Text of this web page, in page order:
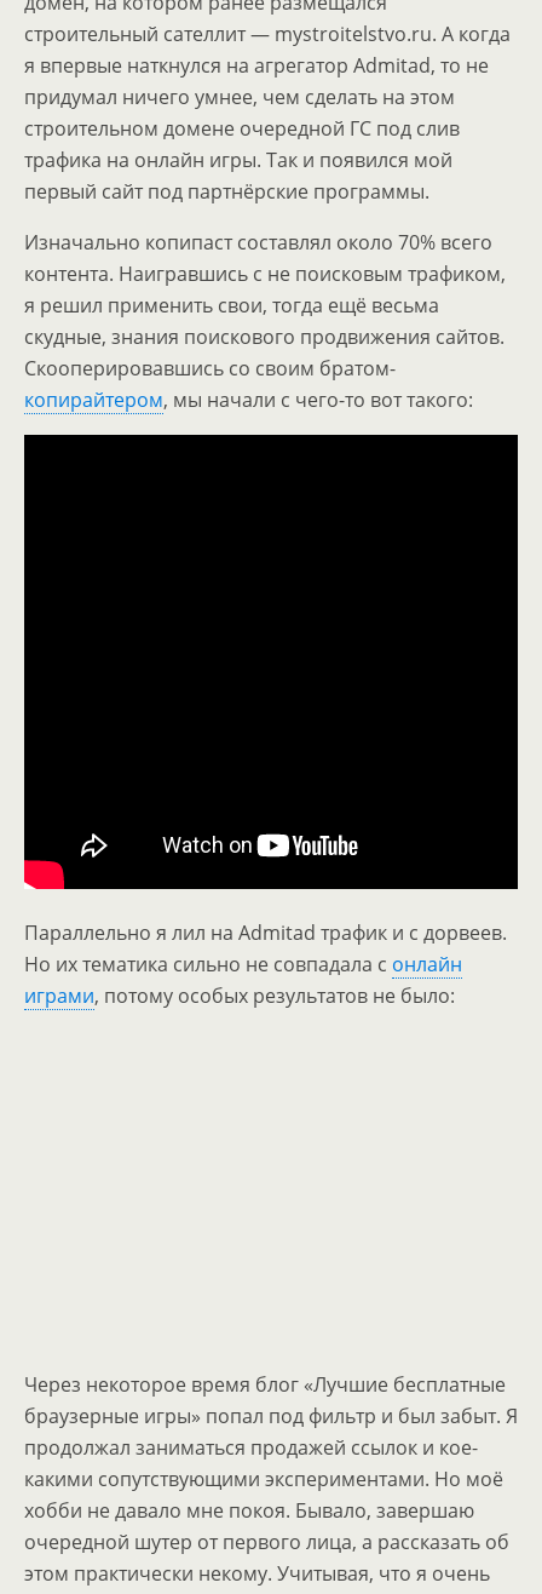
строительный сателлит — mystroitelstvo.ru. А когда
я впервые наткнулся на агрегатор Admitad, то не
придумал ничего умнее, чем сделать на этом
строительном домене очередной ГС под слив
трафика на онлайн игры. Так и появился мой
первый сайт под партнёрские программы.
Изначально копипаст составлял около 70% всего
контента. Наигравшись с не поисковым трафиком,
я решил применить свои, тогда ещё весьма
скудные, знания поискового продвижения сайтов.
Скооперировавшись со своим братом-
копирайтером, мы начали с чего-то вот такого:
Параллельно я лил на Admitad трафик и с дорвеев.
Но их тематика сильно не совпадала с онлайн
играми, потому особых результатов не было:
Через некоторое время блог «Лучшие бесплатные
браузерные игры» попал под фильтр и был забыт. Я
продолжал заниматься продажей ссылок и кое-
какими сопутствующими экспериментами. Но моё
хобби не давало мне покоя. Бывало, завершаю
очередной шутер от первого лица, а рассказать об
этом практически некому. Учитывая, что я очень